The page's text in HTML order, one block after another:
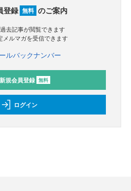
登録 無料 のご案内
過去記事が閲覧できます
メルマガを受信できます
ルバックナンバー
新規会員登録 無料
ログイン